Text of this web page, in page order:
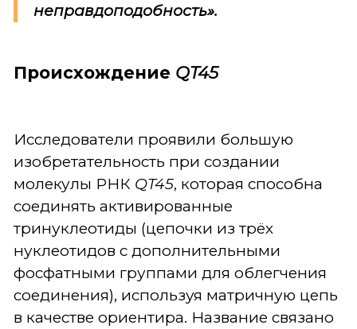
неправдоподобность».
Происхождение QT45
Исследователи проявили большую
изобретательность при создании
молекулы РНК QT45, которая способна
соединять активированные
тринуклеотиды (цепочки из трёх
нуклеотидов с дополнительными
фосфатными группами для облегчения
соединения), используя матричную цепь
в качестве ориентира. Название связано